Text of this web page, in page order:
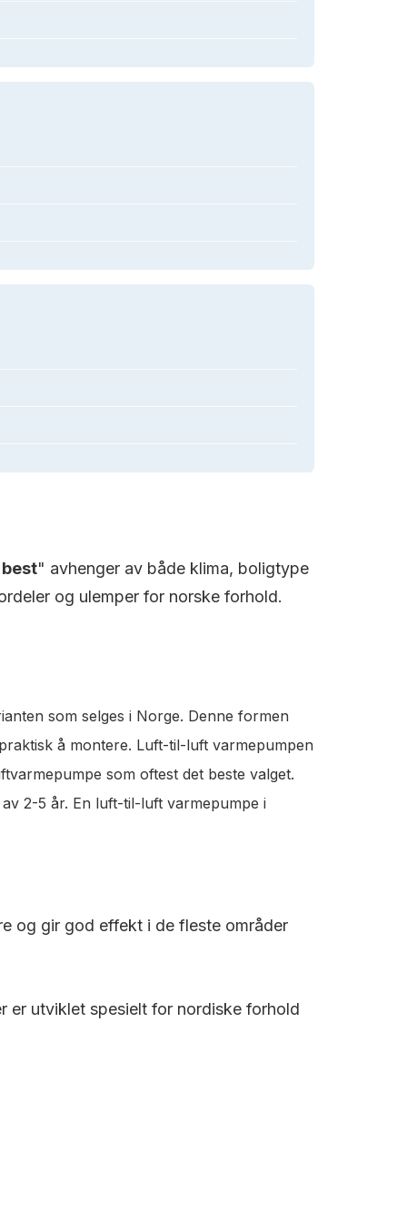
best" avhenger av både klima, boligtype
og ulemper for norske forhold.
som selges i Norge. Denne formen
å montere. Luft-til-luft varmepumpen
som oftest det beste valget.
2-5 år. En luft-til-luft varmepumpe i
og gir god effekt i de fleste områder
er utviklet spesielt for nordiske forhold